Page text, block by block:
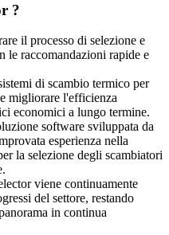
?
il processo di selezione e
le raccomandazioni rapide e
di scambio termico per
migliorare l'efficienza
economici a lungo termine.
software sviluppata da
esperienza nella
la selezione degli scambiatori
viene continuamente
del settore, restando
in continua